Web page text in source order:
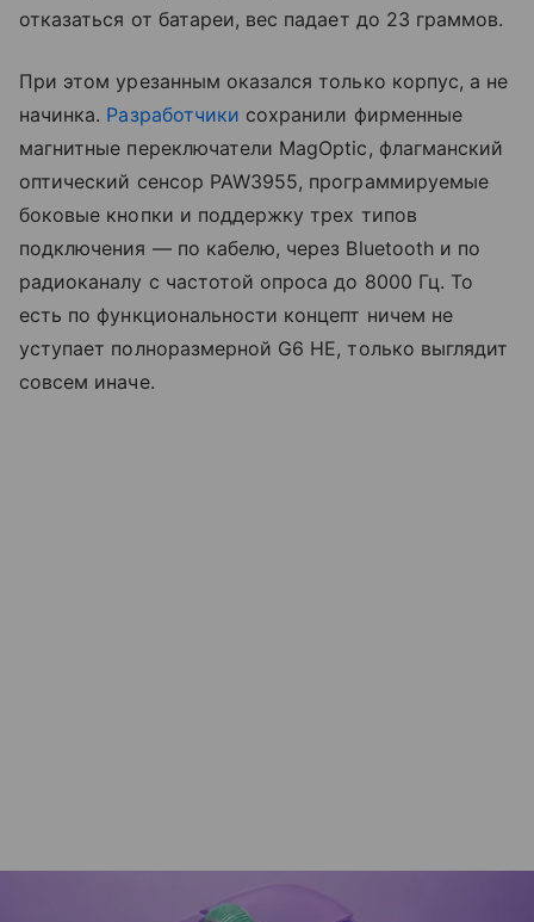
отказаться от батареи, вес падает до 23 граммов.
При этом урезанным оказался только корпус, а не
начинка. Разработчики сохранили фирменные
магнитные переключатели MagOptic, флагманский
оптический сенсор PAW3955, программируемые
боковые кнопки и поддержку трех типов
подключения — по кабелю, через Bluetooth и по
радиоканалу с частотой опроса до 8000 Гц. То
есть по функциональности концепт ничем не
уступает полноразмерной G6 HE, только выглядит
совсем иначе.